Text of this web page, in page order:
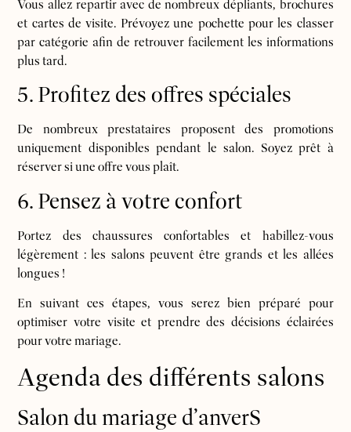
Vous allez repartir avec de nombreux dépliants, brochures
et cartes de visite. Prévoyez une pochette pour les classer
par catégorie afin de retrouver facilement les informations
plus tard.
5. Profitez des offres spéciales
De nombreux prestataires proposent des promotions
uniquement disponibles pendant le salon. Soyez prêt à
réserver si une offre vous plaît.
6. Pensez à votre confort
Portez des chaussures confortables et habillez-vous
légèrement : les salons peuvent être grands et les allées
longues !
En suivant ces étapes, vous serez bien préparé pour
optimiser votre visite et prendre des décisions éclairées
pour votre mariage.
Agenda des différents salons
Salon du mariage d’anverS